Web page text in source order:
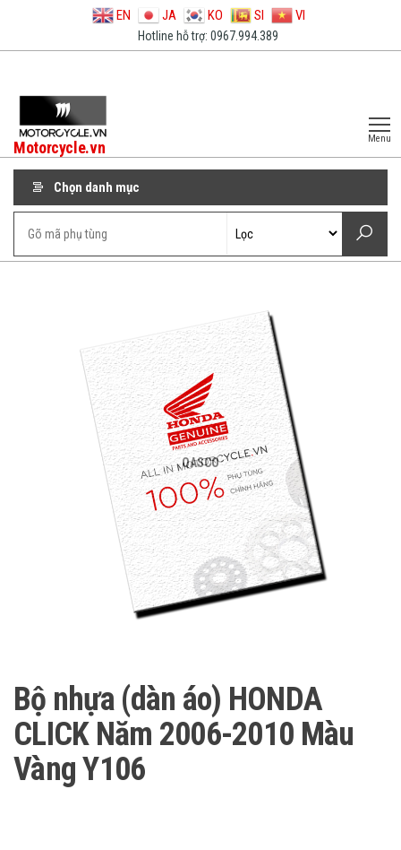
EN JA KO SI VI
Hotline hỗ trợ: 0967.994.389
Motorcycle.vn Menu
Chọn danh mục
QASCO
Bộ nhựa (dàn áo) HONDA
CLICK Năm 2006-2010 Màu
Vàng Y106